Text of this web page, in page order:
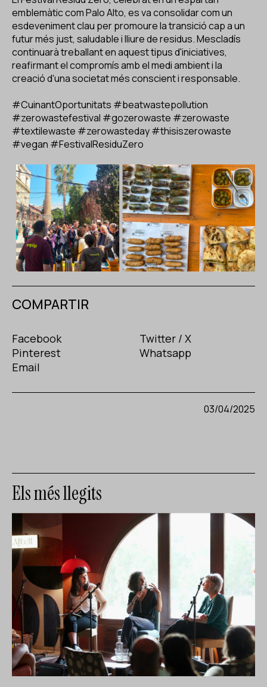
emblemàtic com Palo Alto, es va consolidar com un
esdeveniment clau per promoure la transició cap a un
futur més just, saludable i lliure de residus. Mescladís
continuarà treballant en aquest tipus d'iniciatives,
reafirmant el compromís amb el medi ambient i la
creació d'una societat més conscient i responsable.
#CuinantOportunitats #beatwastepollution
#zerowastefestival #gozerowaste #zerowaste
#textilewaste #zerowasteday#thisiszerowaste
#vegan #FestivalResiduZero
COMPARTIR
Facebook
Twitter / X
Pinterest
Whatsapp
Email
03/04/2025
Els més llegits